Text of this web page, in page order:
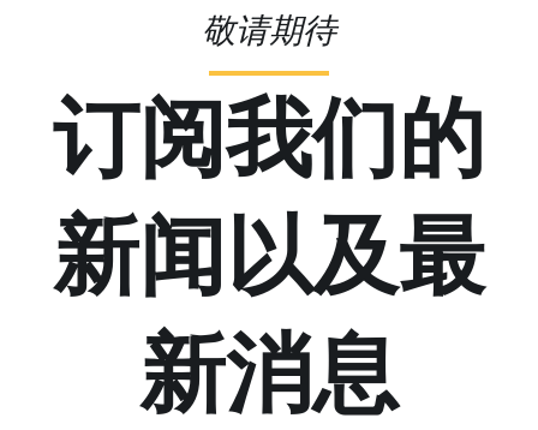
敬请期待
订阅我们的
新闻以及最
新消息